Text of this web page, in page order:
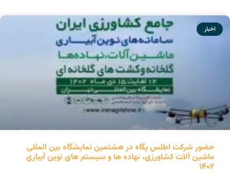
اخبار
حضور شرکت اطلس پگاه در هشتمین نمایشگاه بین المللی
ماشین آلات کشاورزی، نهاده ها و سیستم های نوین آبیاری
۱۴۰۲